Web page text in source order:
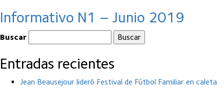
Informativo N1 – Junio 2019
Buscar
Entradas recientes
Jean Beausejour lideró Festival de Fútbol Familiar en caleta